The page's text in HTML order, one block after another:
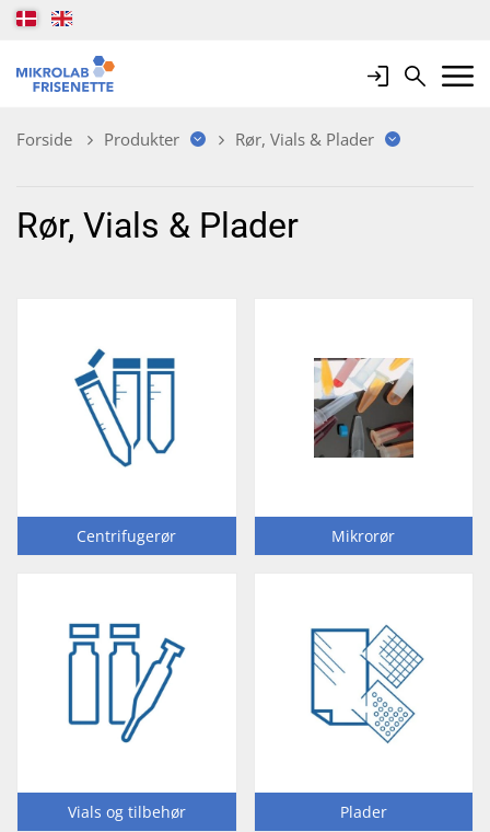
LoginSearchMobile
Forside Produkter Rør, Vials & Plader
Rør, Vials & Plader
Centrifugerør Mikrorør
Vials og tilbehør Plader